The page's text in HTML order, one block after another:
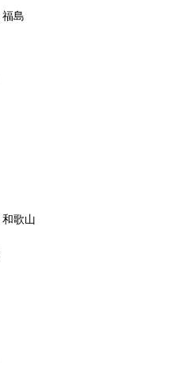
福島
和歌山